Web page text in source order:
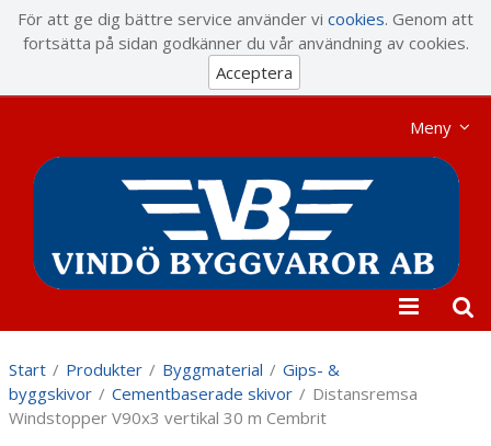
För att ge dig bättre service använder vi cookies. Genom att
fortsätta på sidan godkänner du vår användning av cookies.
Acceptera
Meny
Start / Produkter / Byggmaterial / Gips- &
byggskivor / Cementbaserade skivor / Distansremsa
Windstopper V90x3 vertikal 30 m Cembrit
Visa varukorgen Till kassan